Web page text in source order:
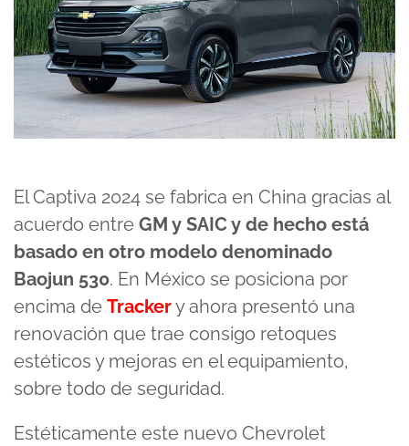
El Captiva 2024 se fabrica en China gracias al
acuerdo entre GM y SAIC y de hecho está
basado en otro modelo denominado
Baojun 530. En México se posiciona por
encima de Trackery ahora presentó una
renovación que trae consigo retoques
estéticos y mejoras en el equipamiento,
sobre todo de seguridad.
Estéticamente este nuevo Chevrolet